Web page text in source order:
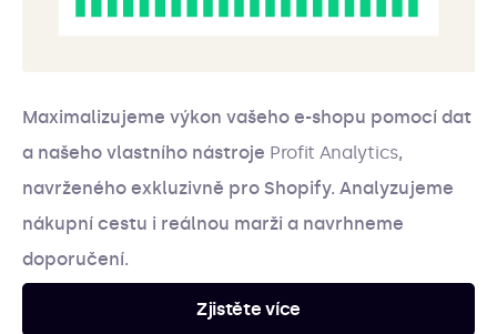
Maximalizujeme výkon vašeho e-shopu pomocí dat
a našeho vlastního nástroje Profit Analytics,
navrženého exkluzivně pro Shopify. Analyzujeme
nákupní cestu i reálnou marži a navrhneme
doporučení.
Zjistěte více